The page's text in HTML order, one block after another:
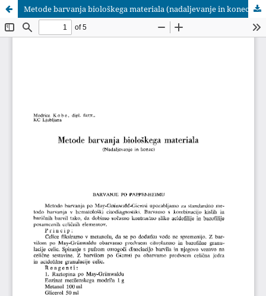
Metode barvanja biološkega materiala (nadaljevanje in konec)